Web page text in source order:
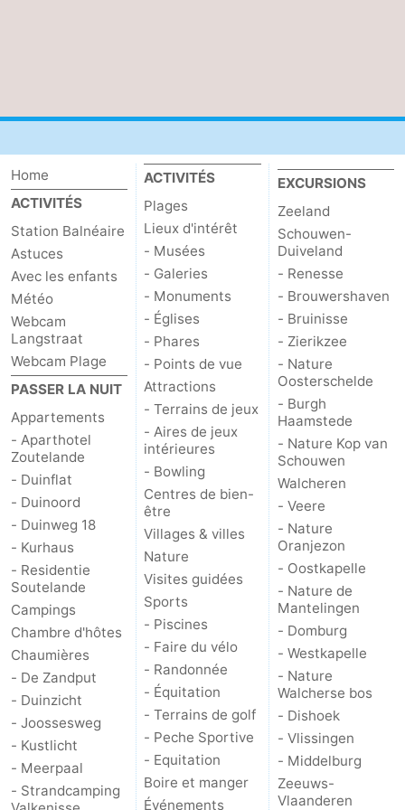
Vlaanderen
-
Nieuwvliet
-
Sluis
-
Cadzand
-
Nature
Het
Zwin
Météo
Contact
Home
ACTIVITÉS
Station Balnéaire
Astuces
Avec les enfants
Météo
Webcam
Langstraat
Webcam Plage
PASSER LA NUIT
Appartements
- Aparthotel
Zoutelande
- Duinflat
- Duinoord
- Duinweg 18
- Kurhaus
- Residentie
Soutelande
Campings
Chambre d'hôtes
Chaumières
- De Zandput
- Duinzicht
- Joossesweg
- Kustlicht
- Meerpaal
- Strandcamping
ACTIVITÉS
Plages
Lieux d'intérêt
- Musées
- Galeries
- Monuments
- Églises
- Phares
- Points de vue
Attractions
- Terrains de jeux
- Aires de jeux
intérieures
- Bowling
Centres de bien-
être
Villages & villes
Nature
Visites guidées
Sports
- Piscines
- Faire du vélo
- Randonnée
- Équitation
- Terrains de golf
- Peche Sportive
- Equitation
Boire et manger
Événements
EXCURSIONS
Zeeland
Schouwen-
Duiveland
- Renesse
- Brouwershaven
- Bruinisse
- Zierikzee
- Nature
Oosterschelde
- Burgh
Haamstede
- Nature Kop van
Schouwen
Walcheren
- Veere
- Nature
Oranjezon
- Oostkapelle
- Nature de
Mantelingen
- Domburg
- Westkapelle
- Nature
Walcherse bos
- Dishoek
- Vlissingen
- Middelburg
Zeeuws-
Vlaanderen